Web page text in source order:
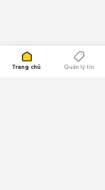
Trang chủ Quản lý tin